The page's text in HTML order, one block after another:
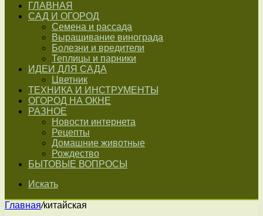
ГЛАВНАЯ
САД И ОГОРОД
Семена и рассада
Выращивание винограда
Болезни и вредители
Теплицы и парники
ИДЕИ ДЛЯ САДА
Цветник
ТЕХНИКА И ИНСТРУМЕНТЫ
ОГОРОД НА ОКНЕ
РАЗНОЕ
Новости интернета
Рецепты
Домашние животные
Рождество
БЫТОВЫЕ ВОПРОСЫ
Искать
Главная/китайская